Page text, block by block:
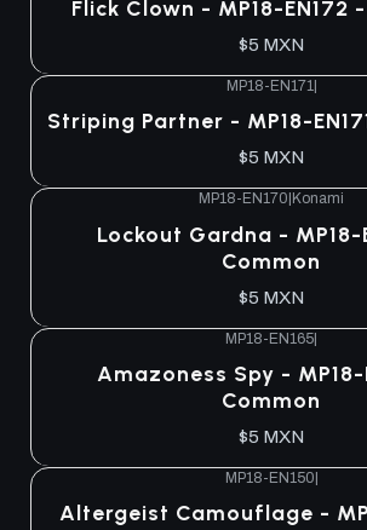
Flick Clown - MP18-EN172
$5 MXN
MP18-EN171|
Striping Partner - MP18-
$5 MXN
MP18-EN170 Konami
Lockout Gardna - MP18-
Common
$5 MXN
MP18-EN165|
Amazoness Spy - MP18-
Common
$5 MXN
MP18-EN150
Altergeist Camouflage -